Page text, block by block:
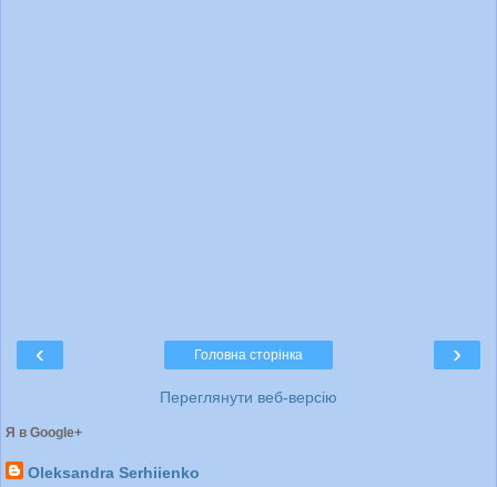
‹ ›
Головна сторінка
Переглянути веб-версію
Я в Google+
Oleksandra Serhiienko